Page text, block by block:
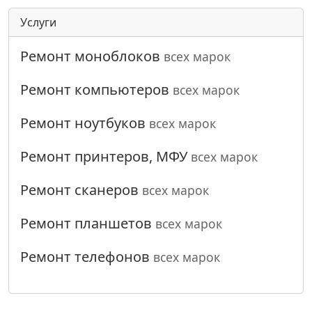
Услуги
Ремонт моноблоков всех марок
Ремонт компьютеров всех марок
Ремонт ноутбуков всех марок
Ремонт принтеров, МФУ всех марок
Ремонт сканеров всех марок
Ремонт планшетов всех марок
Ремонт телефонов всех марок